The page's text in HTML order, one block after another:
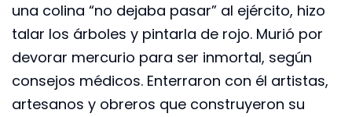
una colina “no dejaba pasar” al ejército, hizo
talar los árboles y pintarla de rojo. Murió por
devorar mercurio para ser inmortal, según
consejos médicos. Enterraron con él artistas,
artesanos y obreros que construyeron su